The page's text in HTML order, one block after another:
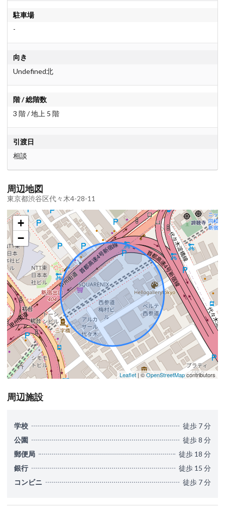
駐車場
-
向き
Undefined北
階 / 総階数
3 階 / 地上 5 階
引渡日
相談
周辺地図
東京都渋谷区代々木4-28-11
+
−
Leaflet | ©OpenStreetMapcontributors
周辺施設
学校
徒歩 7 分
公園
徒歩 8 分
郵便局
徒歩 18 分
銀行
徒歩 15 分
コンビニ
徒歩 7 分